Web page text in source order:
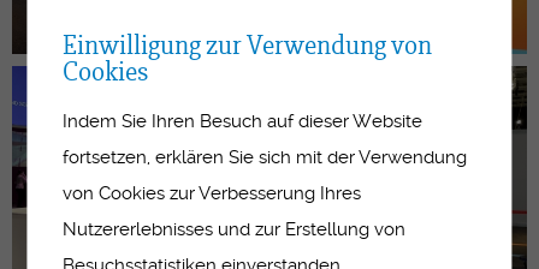
Einwilligung zur Verwendung von
Cookies
Indem Sie Ihren Besuch auf dieser Website
fortsetzen, erklären Sie sich mit der Verwendung
von Cookies zur Verbesserung Ihres
Nutzererlebnisses und zur Erstellung von
Besuchsstatistiken einverstanden.